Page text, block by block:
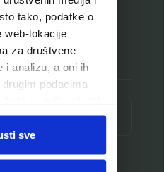
tako, podatke o
web-lokacije
za društvene
i analizu, a oni ih
podacima
usluge.
sve
za novosti
⟶